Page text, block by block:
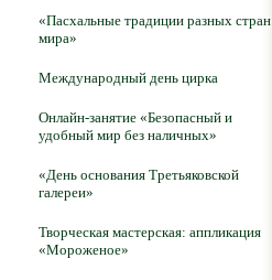
«Пасхальные традиции разных стран
мира»
Международный день цирка
Онлайн-занятие «Безопасный и
удобный мир без наличных»
«День основания Третьяковской
галереи»
Творческая мастерская: аппликация
«Мороженое»